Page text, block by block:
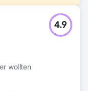
Partnerschaft mit
den Umsatz
und
und
wollten
4.9